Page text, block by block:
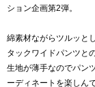
ション企画第2弾。
綿素材ながらツルッと
タックワイドパンツと
生地が薄手なのでパン
ーディネートを楽しん